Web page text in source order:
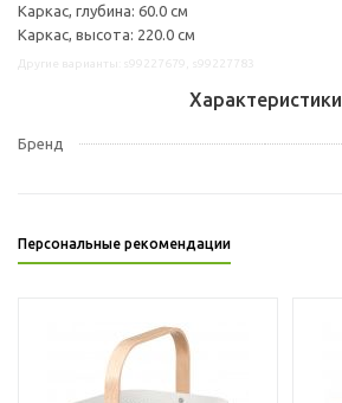
Каркас, глубина: 60.0 см
Каркас, высота: 220.0 см
Характеристики
Бренд
Персональные рекомендации